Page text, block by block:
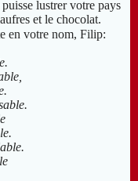
lustrer votre pays
et le chocolat.
en votre nom, Filip: